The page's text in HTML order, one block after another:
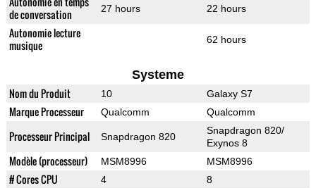
de conversation
27 hours 22 hours
Autonomie lecture
musique
62 hours
Systeme
Nom du Produit 10 Galaxy S7
Marque Processeur Qualcomm Qualcomm
Processeur Principal Snapdragon 820
Snapdragon 820/
Exynos 8
Modèle (processeur) MSM8996 MSM8996
# Cores CPU 4 8